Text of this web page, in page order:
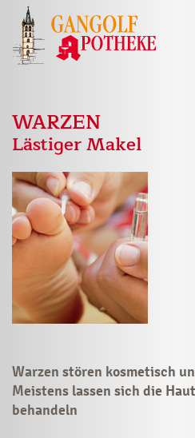
WARZEN
Lästiger Makel
Warzen stören kosmetisch
Meistens lassen sich die
behandeln